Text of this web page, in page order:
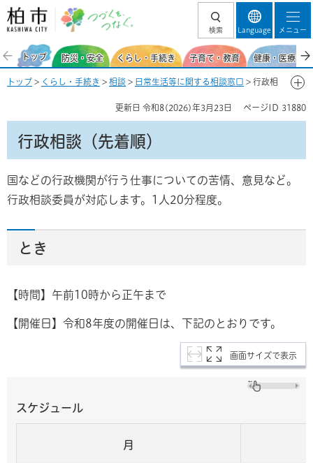
柏市 つづくを、
検索 Language メニュー
トップ 防災・安全 くらし・手続き 子育て・教育 健康・医療・
トップ > くらし・手続き > 相談 > 日常生活等に関する相談窓口 > 行政相
更新日 令和8(2026)年3月23日 ページID 31880
行政相談（先着順）
国などの行政機関が行う仕事についての苦情、意見など。
行政相談委員が対応します。1人20分程度。
とき
【時間】午前10時から正午まで
【開催日】令和8年度の開催日は、下記のとおりです。
画面サイズで表示
スケジュール
月